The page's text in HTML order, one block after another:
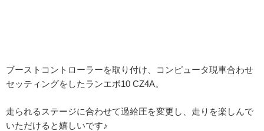
ブーストコントローラーを取り付け、コンピュータ現車合わせ
セッティングをしたランエボ10 CZ4A。
走られるステージに合わせて過給圧を変更し、走りを楽しんで
いただけると嬉しいです♪